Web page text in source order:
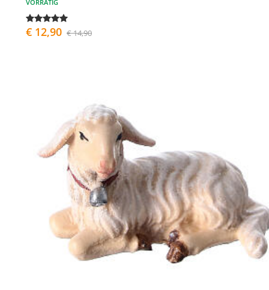
VORRÄTIG
€ 12,90 € 14,90